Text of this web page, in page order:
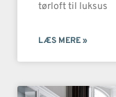
tørloft til luksus
LÆS MERE »